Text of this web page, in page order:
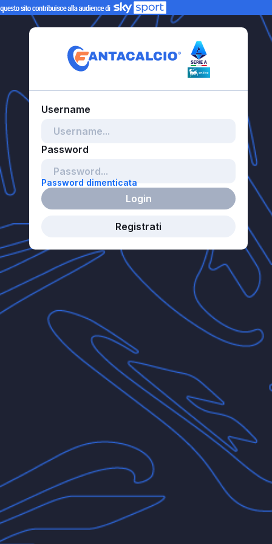
Password dimenticata
Login
Registrati